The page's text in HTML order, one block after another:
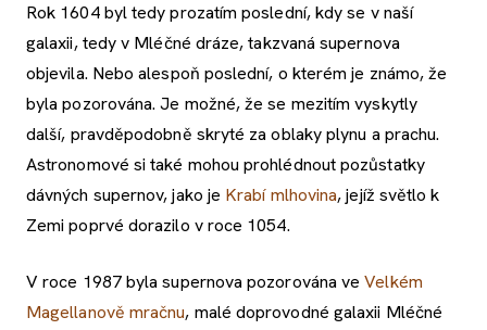
Rok 1604 byl tedy prozatím poslední, kdy se v naší
galaxii, tedy v Mléčné dráze, takzvaná supernova
objevila. Nebo alespoň poslední, o kterém je známo, že
byla pozorována. Je možné, že se mezitím vyskytly
další, pravděpodobně skryté za oblaky plynu a prachu.
Astronomové si také mohou prohlédnout pozůstatky
dávných supernov, jako je Krabí mlhovina, jejíž světlo k
Zemi poprvé dorazilo v roce 1054.
V roce 1987 byla supernova pozorována veVelkém
Magellanově mračnu, malé doprovodné galaxii Mléčné